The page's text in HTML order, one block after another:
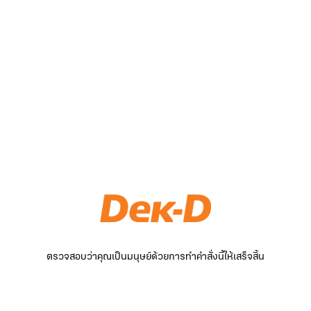
ตรวจสอบว่าคุณเป็นมนุษย์ด้วยการทำคำสั่งนี้ให้เสร็จสิ้น